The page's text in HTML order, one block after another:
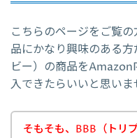
こちらのページをご覧
品にかなり興味のある
ビー）の商品を
入できたらいいと思いま
そもそも、BBB（トリ